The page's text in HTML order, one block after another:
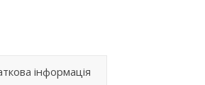
інформація